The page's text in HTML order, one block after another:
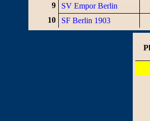
9
SV Empor Berlin
10
SF Berlin 1903